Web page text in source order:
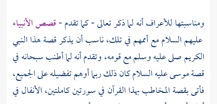
ومناسبتها للأعراف أنه لما ذكر تعالى - كما تقدم -قصص الأنبياء
عليهم السلام مع أممهم في تلك، ناسب أن يذكر قصة هذا النبي
الكريم صلى عليه وسلم مع قومه، وتقدم أنه لما أطنب سبحانه في
قصةموسىعليه السلام كان ذلك ربما أوهم تفضيله على الجميع،
فأتى بقصة المخاطب بهذا القرآن في سورتين كاملتين، الأنفال في